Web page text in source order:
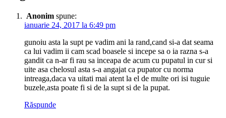
Anonim spune:
ianuarie 24, 2017 la 6:49 pm
gunoiu asta la supt pe vadim ani la rand,cand si-a dat seama
ca lui vadim ii cam scad boasele si incepe sa o ia razna s-a
gandit ca n-ar fi rau sa inceapa de acum cu pupatul in cur si
uite asa chelosul asta s-a angajat ca pupator cu norma
intreaga,daca va uitati mai atent la el de multe ori isi tuguie
buzele,asta poate fi si de la supt si de la pupat.
Răspunde